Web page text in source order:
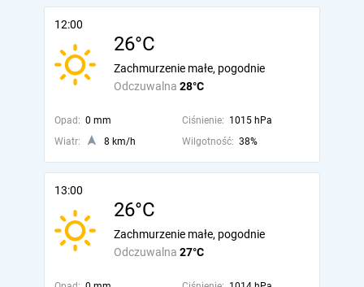
12:00
26°C
Odczuwalna 28°C
Zachmurzenie małe, pogodnie
Opad: 0 mm Ciśnienie: 1015 hPa
Wiatr:
8 km/h Wilgotność: 38%
13:00
26°C
Odczuwalna 27°C
Zachmurzenie małe, pogodnie